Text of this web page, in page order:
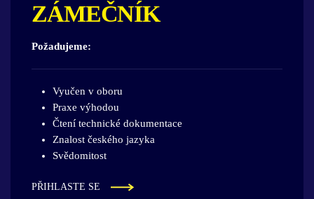
ZÁMEČNÍK
Požadujeme:
Vyučen v oboru
Praxe výhodou
Čtení technické dokumentace
Znalost českého jazyka
Svědomitost
PŘIHLASTE SE